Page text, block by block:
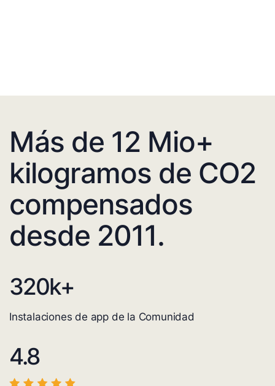
Más de 12 Mio+
kilogramos de CO2
compensados
desde 2011.
320k+
Instalaciones de app de la Comunidad
4.8